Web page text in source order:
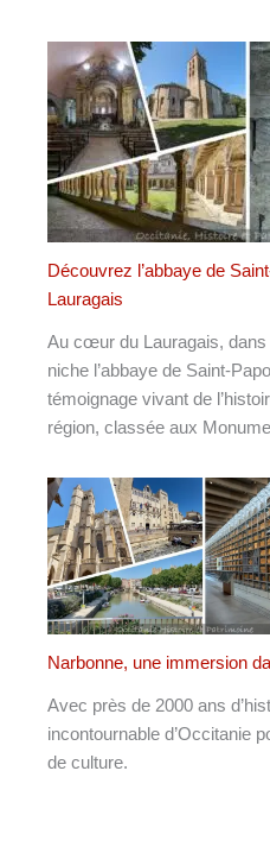
Découvrez l’abbaye de
Lauragais
Au cœur du Lauragais,
niche l’abbaye de Saint-
témoignage vivant de
région, classée aux
Narbonne, une immersion
Avec près de 2000 ans
incontournable d’Occitanie
de culture.